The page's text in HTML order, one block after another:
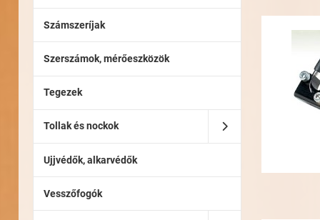
Számszeríjak
Szerszámok, mérőeszközök
Tegezek
Tollak és nockok
Ujjvédők, alkarvédők
Vesszőfogók